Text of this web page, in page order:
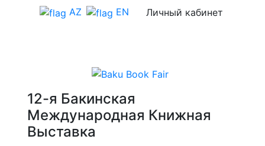
AZ EN Личный кабинет
12-я Бакинская
Международная Книжная
Выставка